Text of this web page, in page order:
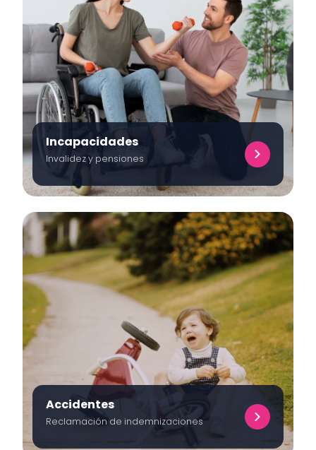
Incapacidades
Invalidez y pensiones
Accidentes
Reclamación de indemnizaciones